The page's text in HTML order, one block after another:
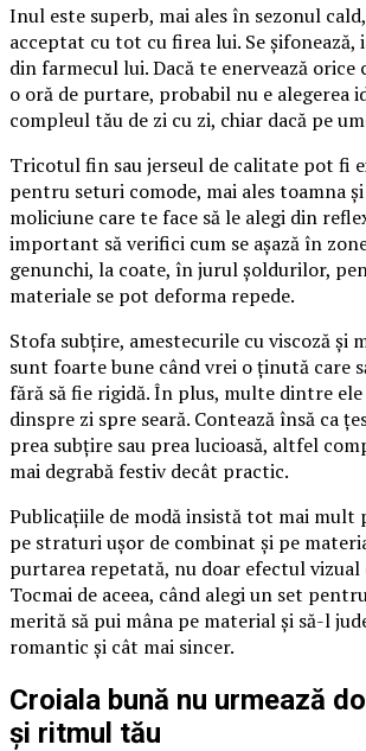
Inul este superb, mai ales în sezonul
acceptat cu tot cu firea lui. Se șifonează,
din farmecul lui. Dacă te enervează orice
o oră de purtare, probabil nu e alegerea
compleul tău de zi cu zi, chiar dacă pe
Tricotul fin sau jerseul de calitate pot fi
pentru seturi comode, mai ales toamna și
moliciune care te face să le alegi din
important să verifici cum se așază în
genunchi, la coate, în jurul șoldurilor,
materiale se pot deforma repede.
Stofa subțire, amestecurile cu viscoză și
sunt foarte bune când vrei o ținută care
fără să fie rigidă. În plus, multe dintre
dinspre zi spre seară. Contează însă ca
prea subțire sau prea lucioasă, altfel
mai degrabă festiv decât practic.
Publicațiile de modă insistă tot mai mult
pe straturi ușor de combinat și pe
purtarea repetată, nu doar efectul vizual
Tocmai de aceea, când alegi un set
merită să pui mâna pe material și să-l
romantic și cât mai sincer.
Croiala bună nu urmează
și ritmul tău